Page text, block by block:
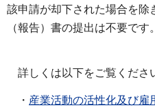
該申請が却下された場合を除
（報告）書の提出は不要です。
詳しくは以下をご覧くださ
・ 産業活動の活性化及び雇